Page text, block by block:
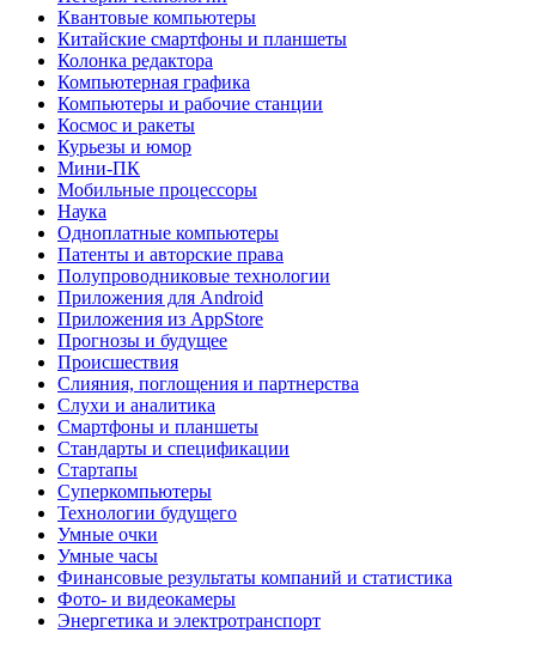
Квантовые компьютеры
Китайские смартфоны и планшеты
Колонка редактора
Компьютерная графика
Компьютеры и рабочие станции
Космос и ракеты
Курьезы и юмор
Мини-ПК
Мобильные процессоры
Наука
Одноплатные компьютеры
Патенты и авторские права
Полупроводниковые технологии
Приложения для Android
Приложения из AppStore
Прогнозы и будущее
Происшествия
Слияния, поглощения и партнерства
Слухи и аналитика
Смартфоны и планшеты
Стандарты и спецификации
Стартапы
Суперкомпьютеры
Технологии будущего
Умные очки
Умные часы
Финансовые результаты компаний и статистика
Фото- и видеокамеры
Энергетика и электротранспорт